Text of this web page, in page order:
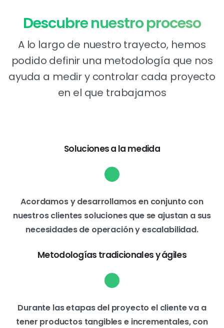
Descubrenuestroproceso
A lo largo de nuestro trayecto, hemos
podido definir una metodología que nos
ayuda a medir y controlar cada proyecto
en el que trabajamos
Soluciones a la medida
Acordamos y desarrollamos en conjunto con
nuestros clientes soluciones que se ajustan a sus
necesidades de operación y escalabilidad.
Metodologías tradicionales y ágiles
Durante las etapas del proyecto el cliente va a
tener productos tangibles e incrementales, con